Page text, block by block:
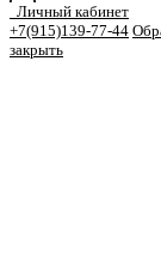
Личный кабинет
+7(915)139-77-44
закрыть